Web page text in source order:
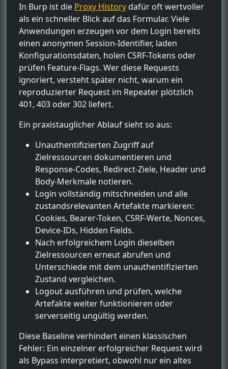
In Burp ist die Proxy Historydafür oft wertvoller
als ein schneller Blick auf das Formular. Viele
Anwendungen erzeugen vor dem Login bereits
einen anonymen Session-Identifier, laden
Konfigurationsdaten, holen CSRF-Tokens oder
prüfen Feature-Flags. Wer diese Requests
ignoriert, versteht später nicht, warum ein
reproduzierter Request im Repeater plötzlich
401, 403 oder 302 liefert.
Ein praxistauglicher Ablauf sieht so aus:
Unauthentifizierten Zugriff auf
Zielressourcen dokumentieren und
Response-Codes, Redirect-Ziele, Header und
Body-Merkmale notieren.
Login vollständig mitschneiden und alle
zustandsrelevanten Artefakte markieren:
Cookies, Bearer-Token, CSRF-Werte, Nonces,
Device-IDs, Hidden Fields.
Nach erfolgreichem Login dieselben
Zielressourcen erneut abrufen und
Unterschiede mit dem unauthentifizierten
Zustand vergleichen.
Logout ausführen und prüfen, welche
Artefakte weiter funktionieren oder
serverseitig ungültig werden.
Diese Baseline verhindert einen klassischen
Fehler: Ein einzelner erfolgreicher Request wird
als Bypass interpretiert, obwohl nur ein altes